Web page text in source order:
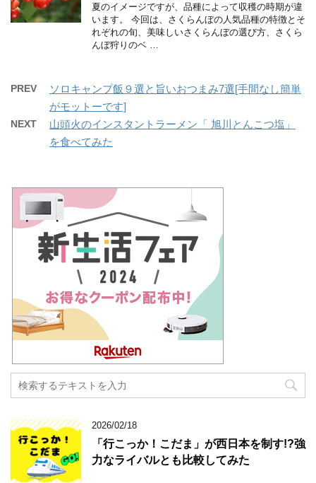
夏のイメージですが、品種によって収穫の時期が違
います。 今回は、さくらんぼの人気品種の特徴とそ
れぞれの旬、美味しいさくらんぼの選び方、さくら
んぼ狩りのベ …
PREV
ソロキャンプ飯９選と旨いおつまみ7選[手間なし簡単
がモットーです]
NEXT
山頭火のインスタントラーメン「 旭川とんこつ塩」
を食べてみた
2026/02/18
「行こっか！こだま」が西日本を制す!?強
力なライバルとも比較してみた